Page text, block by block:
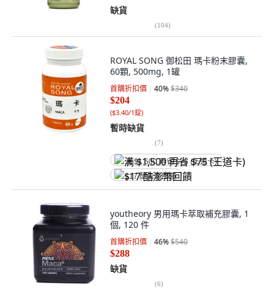
缺貨
(104)
ROYAL SONG 御松田 瑪卡粉末膠囊,
60顆, 500mg, 1罐
首購折扣價 40%$340
$204
($3.40/1錠)
暫時缺貨
(7)
满 $1,500 再省 $75 (王道卡)
$17 酷澎幣回饋
youtheory 男用瑪卡萃取補充膠囊, 1
個, 120 件
首購折扣價 46%$540
$288
缺貨
(6)